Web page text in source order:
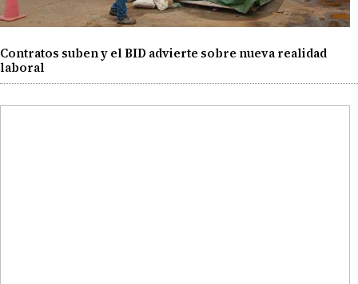
Contratos suben y el BID advierte sobre nueva realidad
laboral